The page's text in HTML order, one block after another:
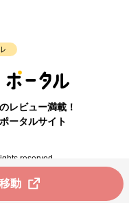
動
レビュー満載！
ータルサイト
reserved.